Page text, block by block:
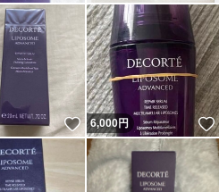
いいね！
6,000円